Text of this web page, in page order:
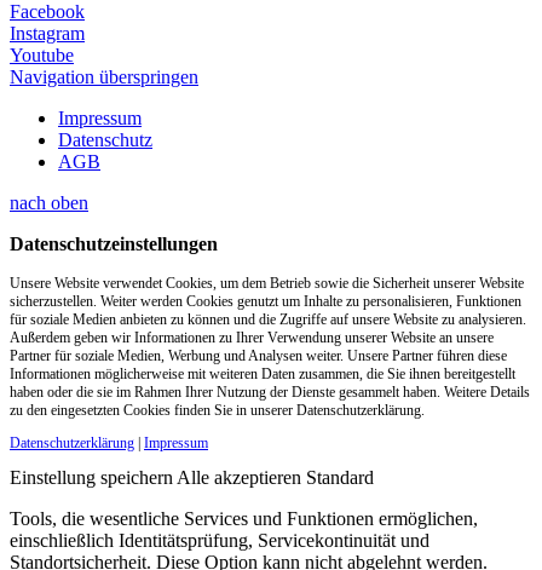
Facebook
Instagram
Youtube
Navigation überspringen
Impressum
Datenschutz
AGB
nach oben
Datenschutzeinstellungen
Unsere Website verwendet Cookies, um dem Betrieb sowie die Sicherheit unserer Website
sicherzustellen. Weiter werden Cookies genutzt um Inhalte zu personalisieren, Funktionen
für soziale Medien anbieten zu können und die Zugriffe auf unsere Website zu analysieren.
Außerdem geben wir Informationen zu Ihrer Verwendung unserer Website an unsere
Partner für soziale Medien, Werbung und Analysen weiter. Unsere Partner führen diese
Informationen möglicherweise mit weiteren Daten zusammen, die Sie ihnen bereitgestellt
haben oder die sie im Rahmen Ihrer Nutzung der Dienste gesammelt haben. Weitere Details
zu den eingesetzten Cookies finden Sie in unserer Datenschutzerklärung.
Datenschutzerklärung Impressum
Einstellung speichern Alle akzeptieren Standard
Tools, die wesentliche Services und Funktionen ermöglichen,
einschließlich Identitätsprüfung, Servicekontinuität und
Standortsicherheit. Diese Option kann nicht abgelehnt werden.